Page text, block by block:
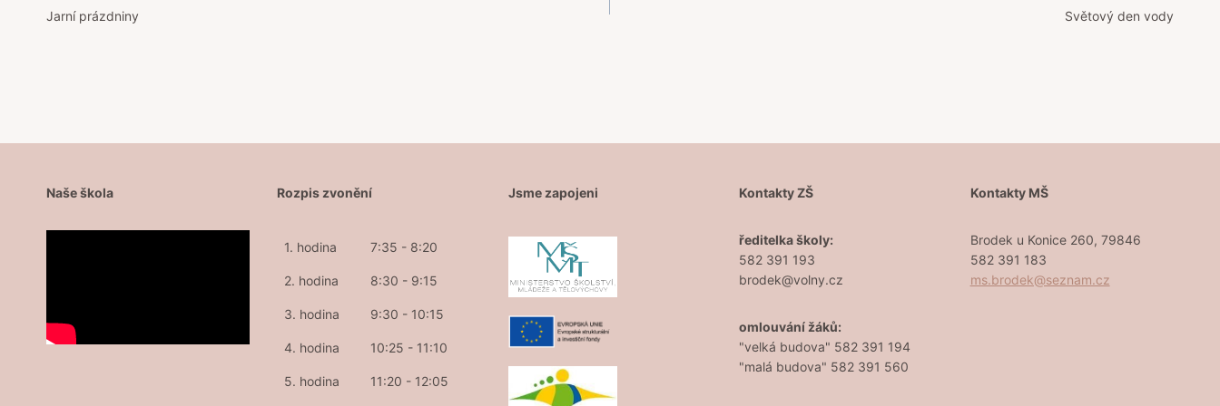
pro
Jarní prázdniny Světový den vody
Naše škola Rozpis zvonění
1. hodina 7:35 - 8:20
2. hodina 8:30 - 9:15
3. hodina 9:30 - 10:15
4. hodina 10:25 - 11:10
5. hodina 11:20 - 12:05
Jsme zapojeni Kontakty ZŠ
ředitelka školy:
582 391 193
brodek@volny.cz
omlouvání žáků:
"velká budova" 582 391 194
"malá budova" 582 391 560
Kontakty MŠ
Brodek u Konice 260, 79846
582 391 183
ms.brodek@seznam.cz